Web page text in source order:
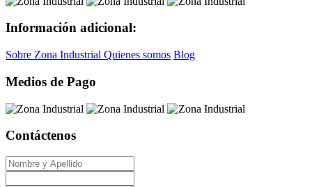
Información adicional:
Sobre Zona Industrial Quienes somos Blog
Medios de Pago
Contáctenos